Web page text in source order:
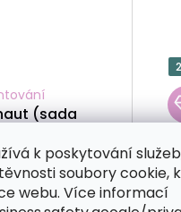
k poskytování
soubory cookie,
webu. Více informací
(sada